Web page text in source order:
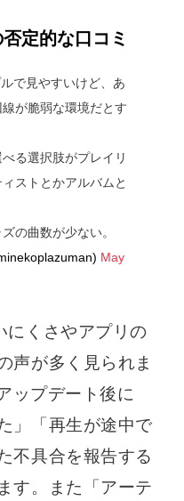
定的な口コミ
で見やすいけど、あ
が脆弱な環境だとす
る選択肢がプレイリ
ストとかアルバムと
の曲数が少ない。
May
にくさやアプリの
声が多く見られま
ップデート後に
」「再生が途中で
不具合を報告する
す。また「アーテ